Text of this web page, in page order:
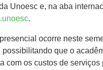
Unoesc e, na aba
.
ocorre neste
possibilitando que o
com os custos de